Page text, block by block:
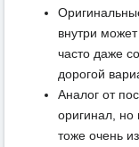
внутри
часто даже
дорогой
Аналог от
оригинал, но
тоже очень